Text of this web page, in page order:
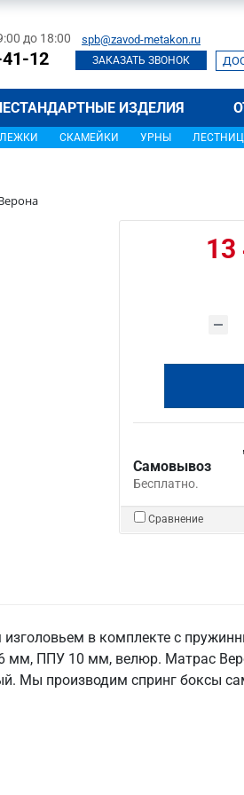
до 18:00
12
spb@zavod-metakon.ru
ЗАКАЗАТЬ ЗВОНОК
ИЗДЕЛИЯ
СКАМЕЙКИ УРНЫ
13
Самовывоз
Бесплатно.
Сравнение
в комплекте с
мм, ППУ 10 мм, велюр. Матрас
Мы производим спринг боксы